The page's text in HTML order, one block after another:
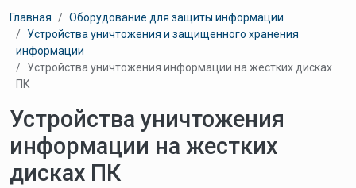
Главная
Оборудование для защиты информации
Устройства уничтожения и защищенного хранения
информации
Устройства уничтожения информации на жестких дисках
ПК
Устройства уничтожения
информации на жестких
дисках ПК